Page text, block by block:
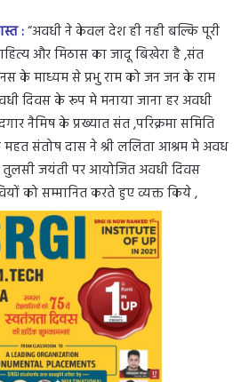
:“अवधी ने केवल देश ही नही बल्कि पूरी
और मिठास का जादू बिखेरा है ,संत
के माध्यम से प्रभु राम को जन जन के राम
दिवस के रूप मे मनाया जाना हर अवधी
नैमिष के प्रख्यात संत ,परिक्रमा समिति
संतोष दास ने श्री ललिता आश्रम मे अवध
तुलसी जयंती पर आयोजित अवधी दिवस
को सम्मानित करते हुए व्यक्त किये ,